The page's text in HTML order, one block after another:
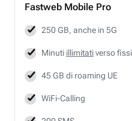
Fastweb Mobile Pro
250 GB, anche in 5G
Minuti illimitativerso
45 GB di roaming UE
WiFi-Calling